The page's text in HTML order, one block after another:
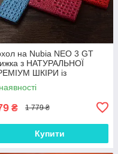
на Nubia NEO 3 GT
з НАТУРАЛЬНОЇ
ШКІРИ із
протиударний
3D "CROCOHEAD"
₴ 1 779 ₴
Купити